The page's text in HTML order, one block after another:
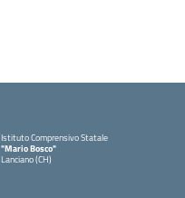
Istituto Comprensivo Statale
"Mario Bosco"
Lanciano (CH)